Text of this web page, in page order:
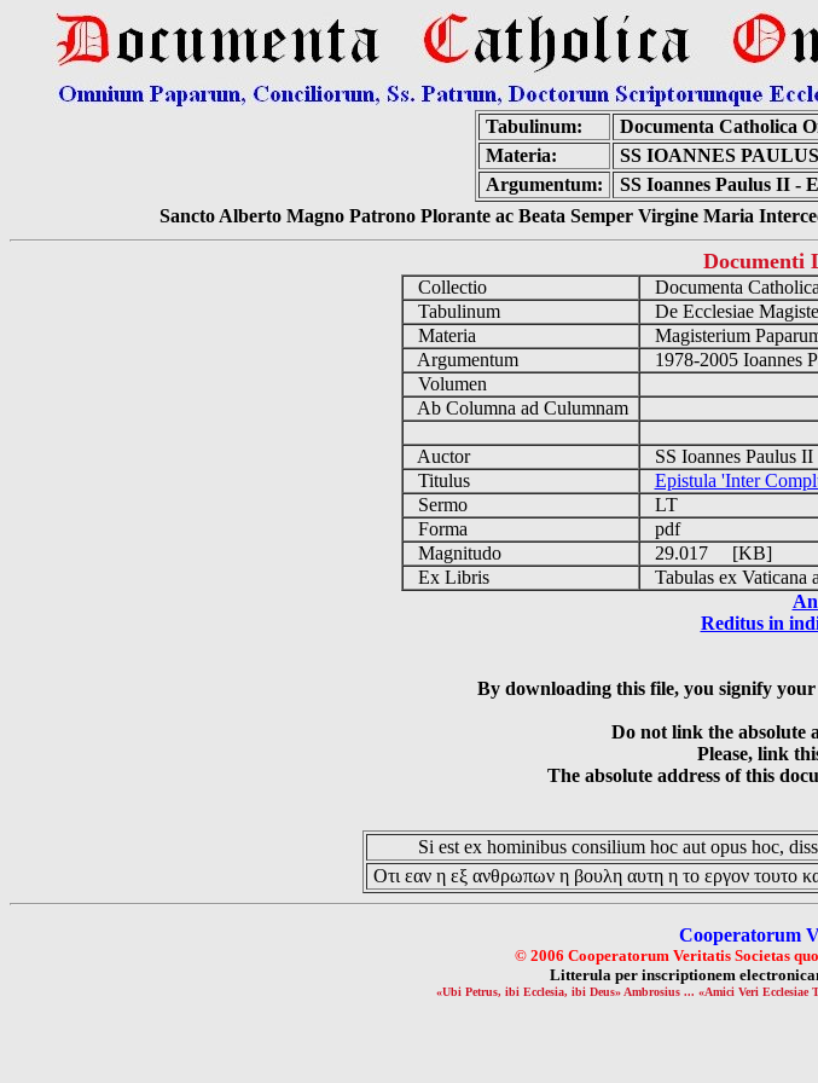
Tabulinum:
Documenta Catholica
Materia:
SS IOANNES
Argumentum:
SS Ioannes Paulus II -
Sancto Alberto Magno Patrono Plorante ac Beata Semper Virgine Maria
Documenti
Collectio
Documenta
Tabulinum
De Ecclesiae
Materia
Magisterium
Argumentum
1978-2005 Ioannes
Volumen
Ab Columna ad Culumnam
Auctor
SS Ioannes Paulus
Titulus
Epistula 'Inter
Sermo
LT
Forma
pdf
Magnitudo
29.017 [KB]
Ex Libris
Tabulas ex Vaticana
Reditus in
By downloading this file, you signify
Do not link the absolute
Please, link
The absolute address of this
Si est ex hominibus consilium hoc aut opus hoc,
Οτι εαν η εξ ανθρωπων η βουλη αυτη η το εργον τουτο
Cooperatorum
© 2006 Cooperatorum Veritatis Societas
Litterula per inscriptionem
«Ubi Petrus, ibi Ecclesia, ibi Deus» Ambrosius ... «Amici Veri